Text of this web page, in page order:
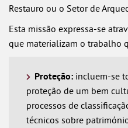
Restauro ou o Setor de
Esta missão expressa-se
que materializam o trabalho
Proteção: incluem-se
proteção de um bem
processos de
técnicos sobre